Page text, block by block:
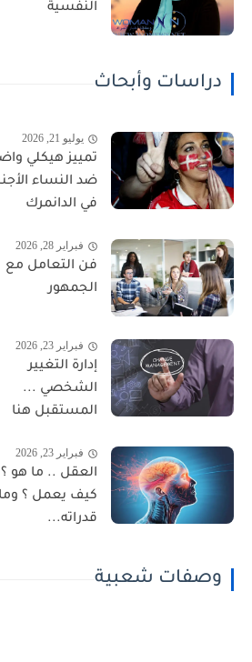
النفسية
دراسات وأبحاث
يوليو 21, 2026
تمييز هيكلي
ضد النساء
في الدانمرك
فبراير 28, 2026
فن التعامل مع
الجمهور
فبراير 23, 2026
إدارة التغيير
الشخصي ...
المستقبل هنا
فبراير 23, 2026
العقل .. ما هو ؟
كيف يعمل ؟
قدراته...
وصفات شعبية